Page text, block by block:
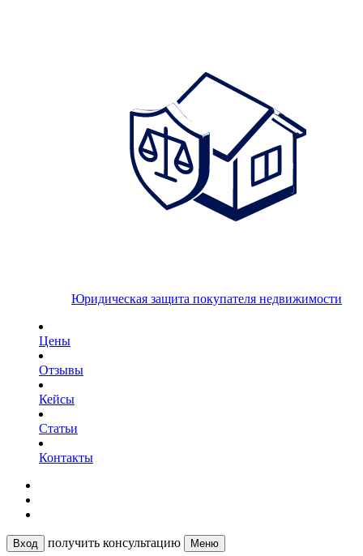
Юридическая защита покупателя недвижимости
Цены
Отзывы
Кейсы
Статьи
Контакты
Вход получить консультацию Меню